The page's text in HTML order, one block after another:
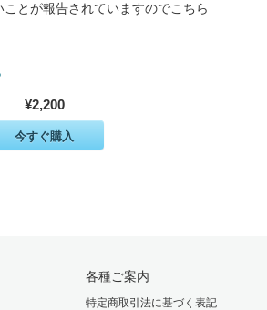
とが報告されていますのでこちら
¥2,200
今すぐ購入
各種ご案内
特定商取引法に基づく表記